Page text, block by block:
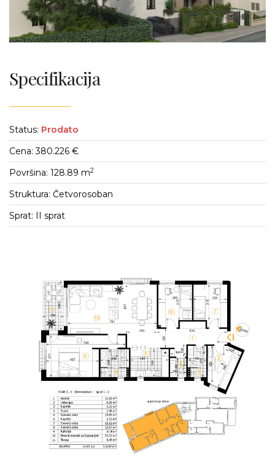
Specifikacija
Status: Prodato
Cena: 380.226 €
Površina: 128.89 m2
Struktura: Četvorosoban
Sprat: II sprat